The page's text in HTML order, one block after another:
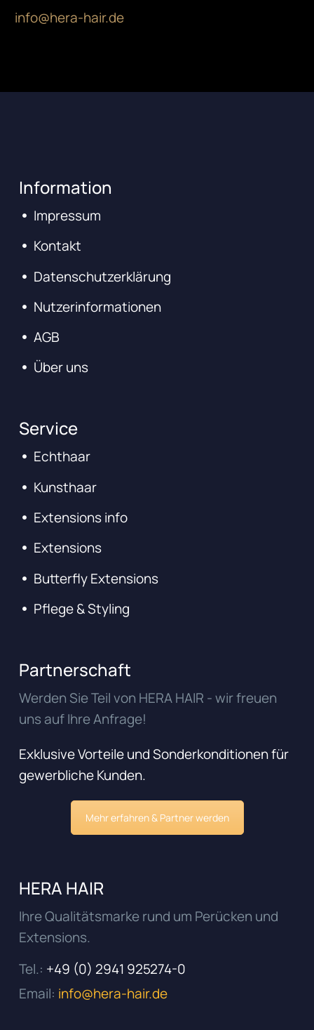
info@hera-hair.de
Information
Impressum
Kontakt
Datenschutzerklärung
Nutzerinformationen
AGB
Über uns
Service
Echthaar
Kunsthaar
Extensions info
Extensions
Butterfly Extensions
Pflege & Styling
Partnerschaft
Werden Sie Teil von HERA HAIR - wir freuen
uns auf Ihre Anfrage!
Exklusive Vorteile und Sonderkonditionen für
gewerbliche Kunden.
Mehr erfahren & Partner werden
HERA HAIR
Ihre Qualitätsmarke rund um Perücken und
Extensions.
Tel.: +49 (0) 2941 925274-0
Email: info@hera-hair.de